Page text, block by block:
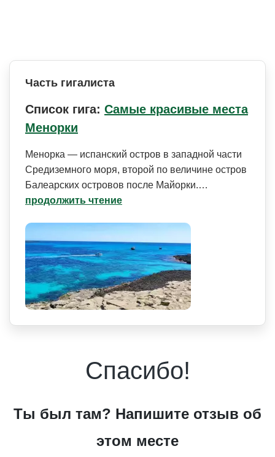
Часть гигалиста
Список гига: Самые красивые места
Менорки
Менорка — испанский остров в западной части
Средиземного моря, второй по величине остров
Балеарских островов после Майорки.…
продолжить чтение
Спасибо!
Ты был там? Напишите отзыв об
этом месте